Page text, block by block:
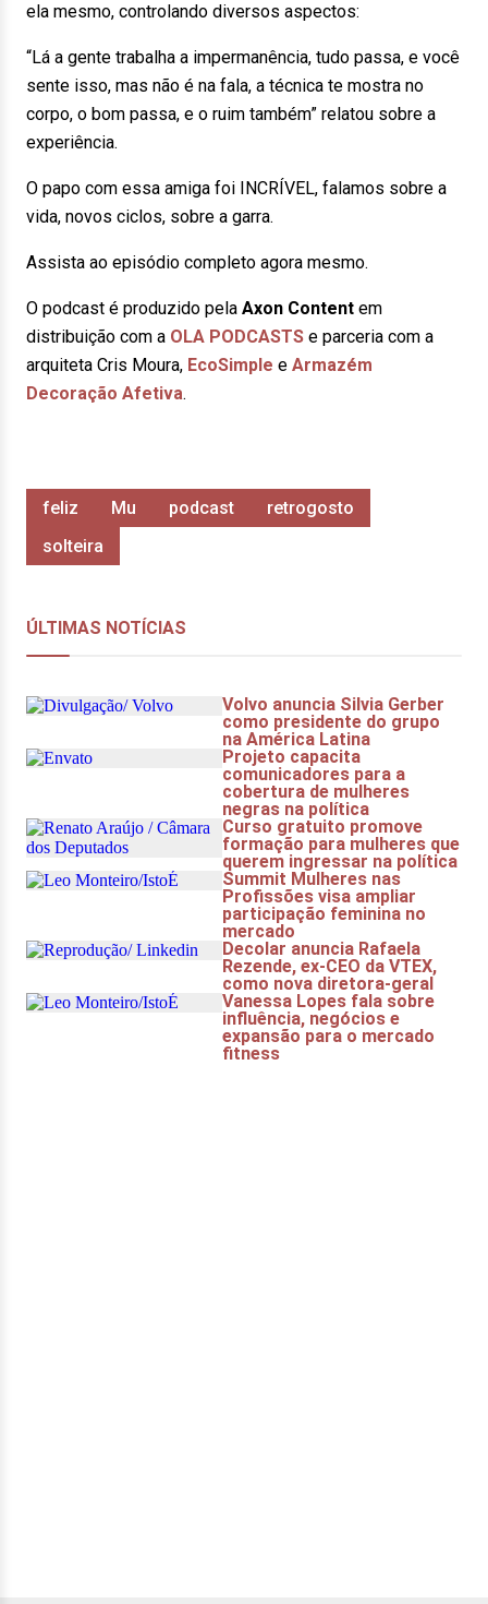
ela mesmo, controlando diversos aspectos:
“Lá a gente trabalha a impermanência, tudo passa, e você
sente isso, mas não é na fala, a técnica te mostra no
corpo, o bom passa, e o ruim também” relatou sobre a
experiência.
O papo com essa amiga foi INCRÍVEL, falamos sobre a
vida, novos ciclos, sobre a garra.
Assista ao episódio completo agora mesmo.
O podcast é produzido pela Axon Content em
distribuição com a OLA PODCASTS e parceria com a
arquiteta Cris Moura, EcoSimple e Armazém
Decoração Afetiva.
feliz Mu podcast
retrogosto
solteira